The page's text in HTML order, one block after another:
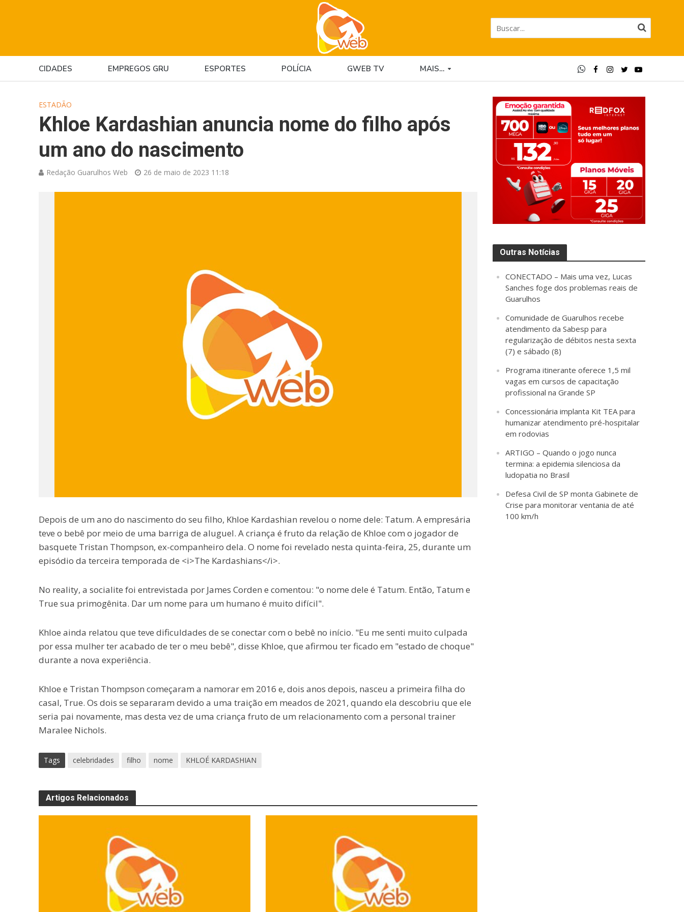
CIDADES EMPREGOS GRU ESPORTES POLÍCIA GWEB TV MAIS…
ESTADÃO
Khloe Kardashian anuncia nome do filho após
um ano do nascimento
Redação Guarulhos Web 26 de maio de 2023 11:18
Depois de um ano do nascimento do seu filho, Khloe Kardashian revelou o nome dele: Tatum. A empresária
teve o bebê por meio de uma barriga de aluguel. A criança é fruto da relação de Khloe com o jogador de
basquete Tristan Thompson, ex-companheiro dela. O nome foi revelado nesta quinta-feira, 25, durante um
episódio da terceira temporada de <i>The Kardashians</i>.
No reality, a socialite foi entrevistada por James Corden e comentou: "o nome dele é Tatum. Então, Tatum e
True sua primogênita. Dar um nome para um humano é muito difícil".
Khloe ainda relatou que teve dificuldades de se conectar com o bebê no início. "Eu me senti muito culpada
por essa mulher ter acabado de ter o meu bebê", disse Khloe, que afirmou ter ficado em "estado de choque"
durante a nova experiência.
Khloe e Tristan Thompson começaram a namorar em 2016 e, dois anos depois, nasceu a primeira filha do
casal, True. Os dois se separaram devido a uma traição em meados de 2021, quando ela descobriu que ele
seria pai novamente, mas desta vez de uma criança fruto de um relacionamento com a personal trainer
Maralee Nichols.
Tags celebridades filho nome KHLOÉ KARDASHIAN
Artigos Relacionados
Outras Notícias
CONECTADO – Mais uma vez, Lucas
Sanches foge dos problemas reais de
Guarulhos
Comunidade de Guarulhos recebe
atendimento da Sabesp para
regularização de débitos nesta sexta
(7) e sábado (8)
Programa itinerante oferece 1,5 mil
vagas em cursos de capacitação
profissional na Grande SP
Concessionária implanta Kit TEA para
humanizar atendimento pré-hospitalar
em rodovias
ARTIGO – Quando o jogo nunca
termina: a epidemia silenciosa da
ludopatia no Brasil
Defesa Civil de SP monta Gabinete de
Crise para monitorar ventania de até
100 km/h